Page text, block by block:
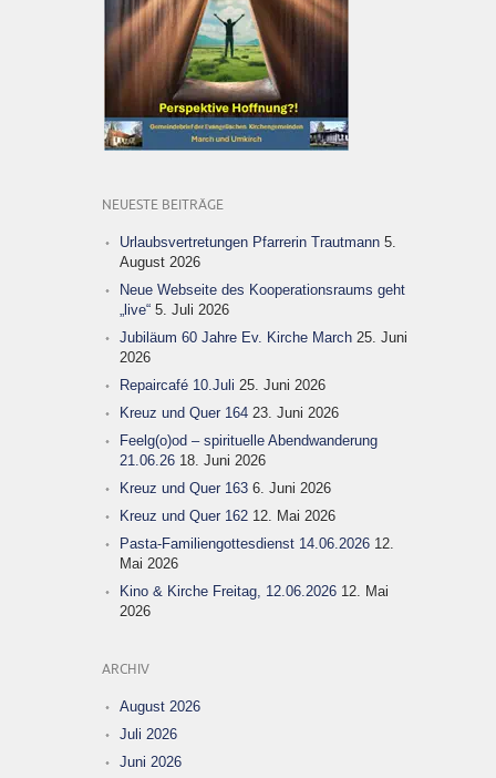
NEUESTE BEITRÄGE
Urlaubsvertretungen Pfarrerin Trautmann 5.
August 2026
Neue Webseite des Kooperationsraums geht
„live“ 5. Juli 2026
Jubiläum 60 Jahre Ev. Kirche March 25. Juni
2026
Repaircafé 10.Juli 25. Juni 2026
Kreuz und Quer 164 23. Juni 2026
Feelg(o)od – spirituelle Abendwanderung
21.06.26 18. Juni 2026
Kreuz und Quer 163 6. Juni 2026
Kreuz und Quer 162 12. Mai 2026
Pasta-Familiengottesdienst 14.06.2026 12.
Mai 2026
Kino & Kirche Freitag, 12.06.2026 12. Mai
2026
ARCHIV
August 2026
Juli 2026
Juni 2026